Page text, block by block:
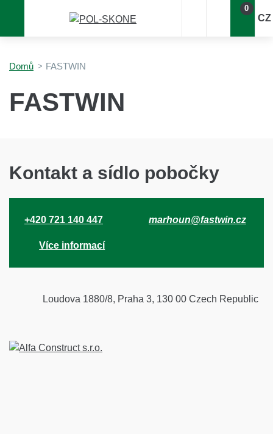
0
CZ
Domů FASTWIN
FASTWIN
Kontakt a sídlo pobočky
+420 721 140 447 marhoun@fastwin.cz
Více informací
Loudova 1880/8, Praha 3, 130 00 Czech Republic